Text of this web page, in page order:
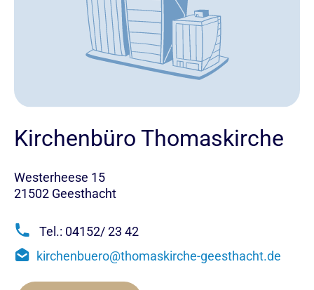
Kirchenbüro Thomaskirche
Westerheese 15
21502 Geesthacht
Tel.: 04152/ 23 42
kirchenbuero@thomaskirche-geesthacht.de